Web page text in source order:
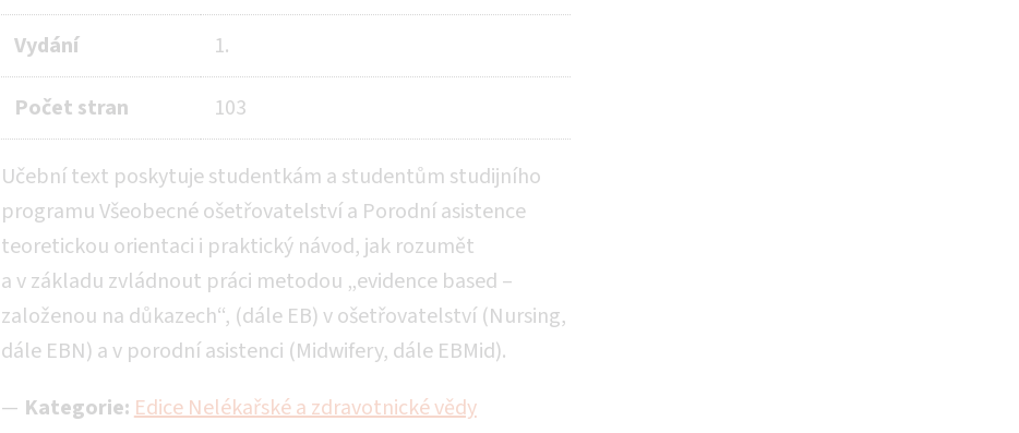
Vydání 1.
Počet stran 103
Učební text poskytuje studentkám a studentům studijního
programu Všeobecné ošetřovatelství a Porodní asistence
teoretickou orientaci i praktický návod, jak rozumět
a v základu zvládnout práci metodou „evidence based –
založenou na důkazech“, (dále EB) v ošetřovatelství (Nursing,
dále EBN) a v porodní asistenci (Midwifery, dále EBMid).
Kategorie:Edice Nelékařské a zdravotnické vědy